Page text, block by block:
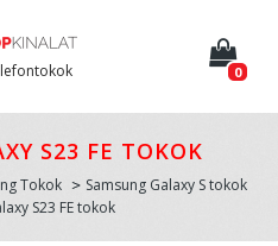
0
S23 FE TOKOK
Tokok
Samsung Galaxy S tokok
S23 FE tokok